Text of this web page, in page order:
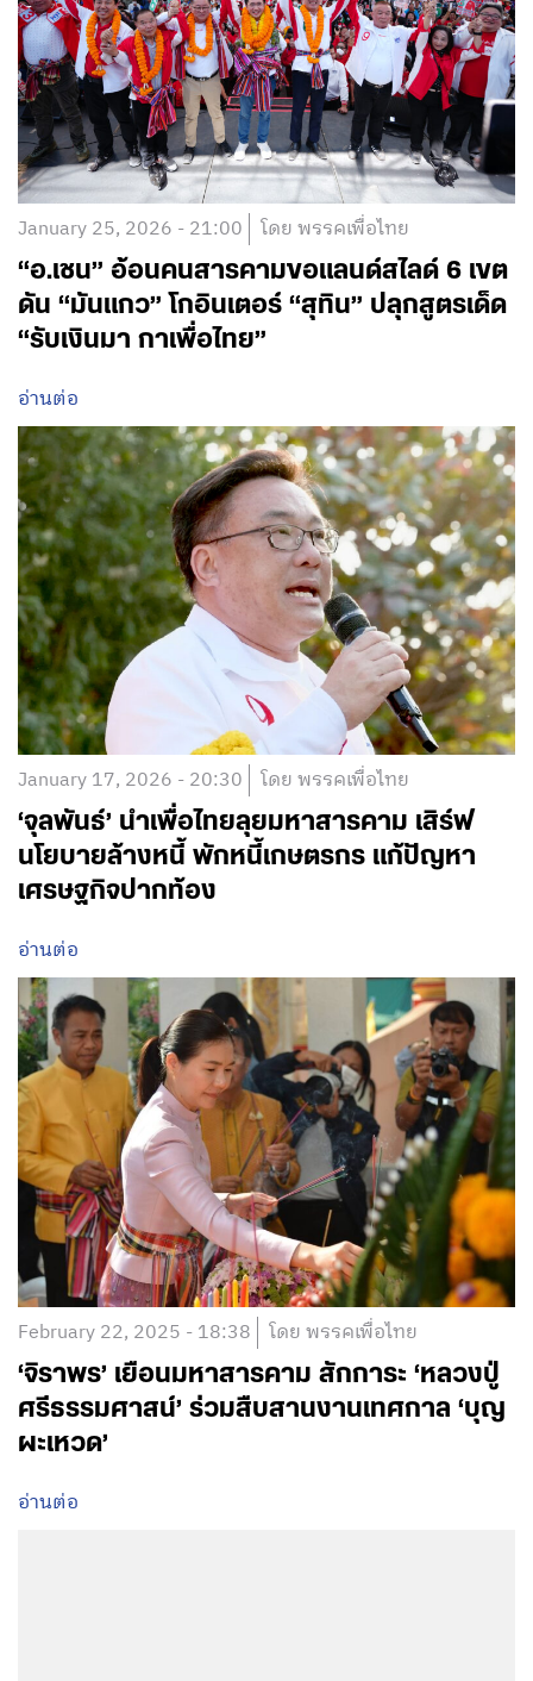
January 25, 2026 - 21:00 โดย พรรคเพื่อไทย
“อ.เชน” อ้อนคนสารคามขอแลนด์สไลด์ 6 เขต
ดัน “มันแกว” โกอินเตอร์ “สุทิน” ปลุกสูตรเด็ด
“รับเงินมา กาเพื่อไทย”
อ่านต่อ
January 17, 2026 - 20:30 โดย พรรคเพื่อไทย
‘จุลพันธ์’ นำเพื่อไทยลุยมหาสารคาม เสิร์ฟ
นโยบายล้างหนี้ พักหนี้เกษตรกร แก้ปัญหา
เศรษฐกิจปากท้อง
อ่านต่อ
February 22, 2025 - 18:38 โดย พรรคเพื่อไทย
‘จิราพร’ เยือนมหาสารคาม สักการะ ‘หลวงปู่
ศรีธรรมศาสน์’ ร่วมสืบสานงานเทศกาล ‘บุญ
ผะเหวด’
อ่านต่อ